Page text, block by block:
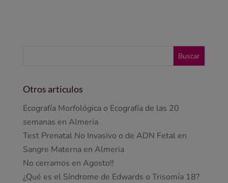
Otros articulos
Ecografía Morfológica o Ecografía de las 20
semanas en Almeria
Test Prenatal No Invasivo o de ADN Fetal en
Sangre Materna en Almeria
No cerramos en Agosto!!
¿Qué es el Síndrome de Edwards o Trisomía 18?